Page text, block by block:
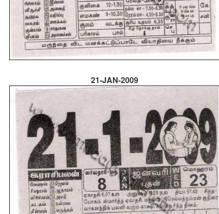
21-JAN-2009